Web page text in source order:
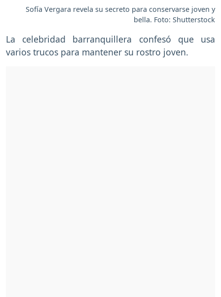
Sofía Vergara revela su secreto para conservarse joven y
bella. Foto: Shutterstock
La celebridad barranquillera confesó que usa
varios trucos para mantener su rostro joven.